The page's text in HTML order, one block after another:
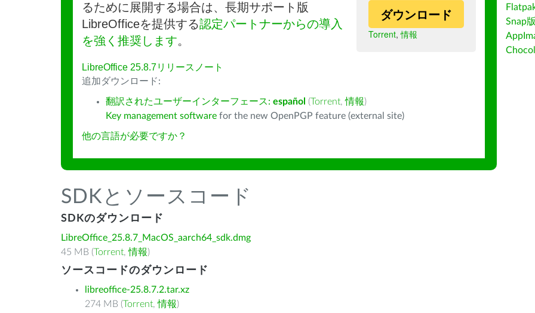
ダウンロード
Torrent,情報
るために展開する場合は、長期サポート版
LibreOfficeを提供する認定パートナーからの導入
を強く推奨します。
LibreOffice 25.8.7リリースノート
追加ダウンロード:
翻訳されたユーザーインターフェース: español (Torrent,情報)
Key management software for the new OpenPGP feature (external site)
他の言語が必要ですか？
SDKとソースコード
SDKのダウンロード
LibreOffice_25.8.7_MacOS_aarch64_sdk.dmg
45 MB (Torrent,情報)
ソースコードのダウンロード
libreoffice-25.8.7.2.tar.xz
274 MB (Torrent,情報)
Snap版